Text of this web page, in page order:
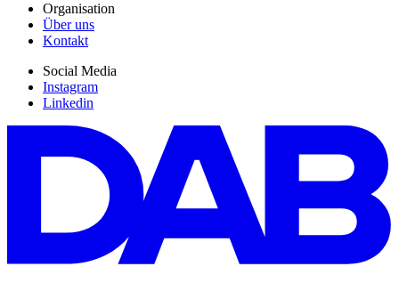
Organisation
Über uns
Kontakt
Social Media
Instagram
Linkedin